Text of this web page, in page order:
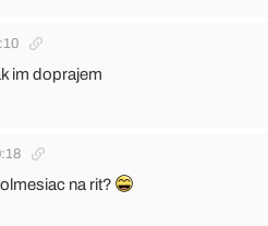
im doprajem
na rit?